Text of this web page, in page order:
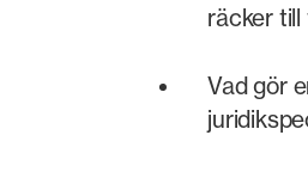
räcker
Vad gör